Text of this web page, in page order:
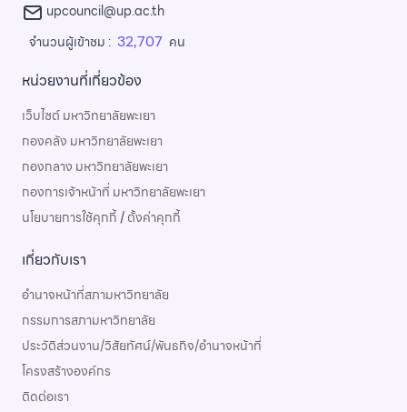
upcouncil@up.ac.th
จำนวนผู้เข้าชม : 32,707 คน
หน่วยงานที่เกี่ยวข้อง
เว็บไซต์ มหาวิทยาลัยพะเยา
กองคลัง มหาวิทยาลัยพะเยา
กองกลาง มหาวิทยาลัยพะเยา
กองการเจ้าหน้าที่ มหาวิทยาลัยพะเยา
นโยบายการใช้คุกกี้/ตั้งค่าคุกกี้
เกี่ยวกับเรา
อำนาจหน้าที่สภามหาวิทยาลัย
กรรมการสภามหาวิทยาลัย
ประวัติส่วนงาน/วิสัยทัศน์/พันธกิจ/อำนาจหน้าที่
โครงสร้างองค์กร
ติดต่อเรา